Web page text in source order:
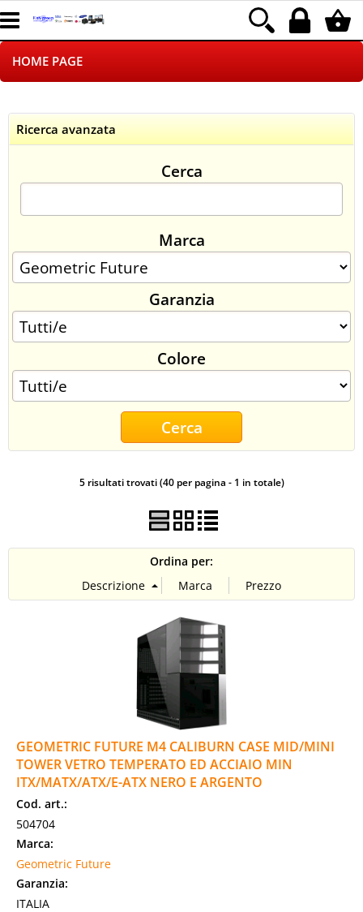
HOME PAGE
LOGISTICA
NEGOZI ON LINE
SINCRONIZZATI CON NOI
SPEDIZIONI
CONTATTI
Ricerca avanzata
Cerca
Marca
Garanzia
Colore
5 risultati trovati (40 per pagina - 1 in totale)
Ordina per:
GEOMETRIC FUTURE M4 CALIBURN CASE MID/MINI
TOWER VETRO TEMPERATO ED ACCIAIO MIN
ITX/MATX/ATX/E-ATX NERO E ARGENTO
Cod. art.:
504704
Marca:
Geometric Future
Garanzia:
ITALIA